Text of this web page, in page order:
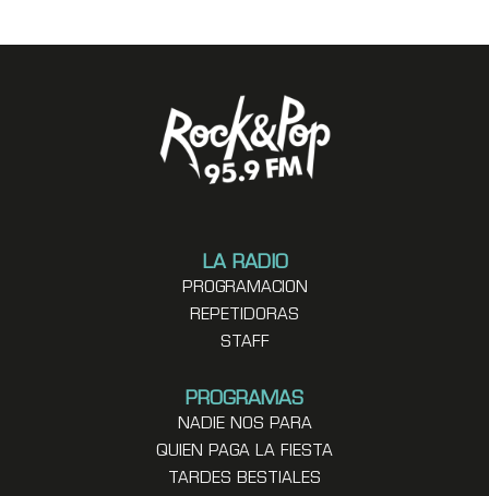
LA RADIO
PROGRAMACION
REPETIDORAS
STAFF
PROGRAMAS
NADIE NOS PARA
QUIEN PAGA LA FIESTA
TARDES BESTIALES